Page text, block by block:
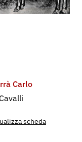
Carlo
Cavalli
scheda